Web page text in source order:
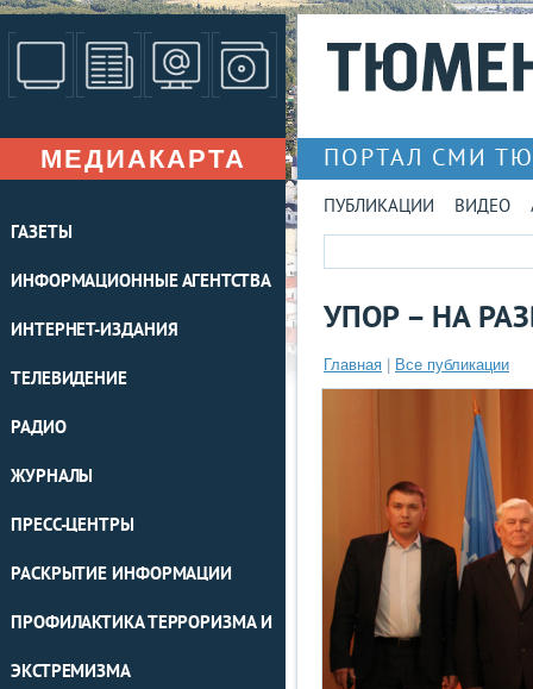
МЕДИАКАРТА
ГАЗЕТЫ
ИНФОРМАЦИОННЫЕ АГЕНТСТВА
ИНТЕРНЕТ-ИЗДАНИЯ
ТЕЛЕВИДЕНИЕ
РАДИО
ЖУРНАЛЫ
ПРЕСС-ЦЕНТРЫ
РАСКРЫТИЕ ИНФОРМАЦИИ
ПРОФИЛАКТИКА ТЕРРОРИЗМА И
ЭКСТРЕМИЗМА
ПОРТАЛ СМИ
ПУБЛИКАЦИИ ВИДЕО
УПОР – НА
Главная Все публикации